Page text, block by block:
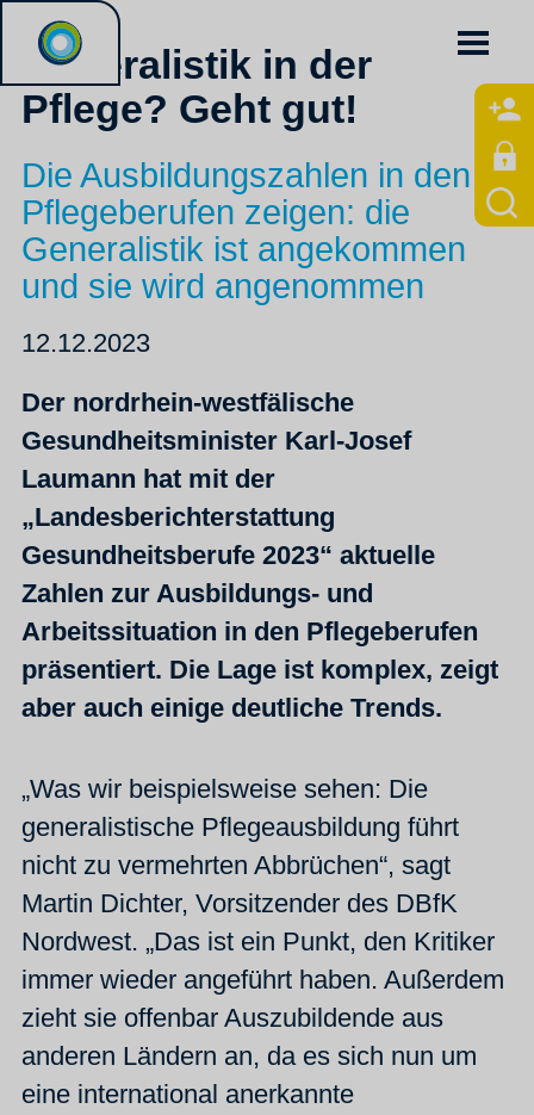
Generalistik in der
Pflege? Geht gut!
Die Ausbildungszahlen in den
Pflegeberufen zeigen: die
Generalistik ist angekommen
und sie wird angenommen
12.12.2023
Der nordrhein-westfälische
Gesundheitsminister Karl-Josef
Laumann hat mit der
„Landesberichterstattung
Gesundheitsberufe 2023“ aktuelle
Zahlen zur Ausbildungs- und
Arbeitssituation in den Pflegeberufen
präsentiert. Die Lage ist komplex, zeigt
aber auch einige deutliche Trends.
„Was wir beispielsweise sehen: Die
generalistische Pflegeausbildung führt
nicht zu vermehrten Abbrüchen“, sagt
Martin Dichter, Vorsitzender des DBfK
Nordwest. „Das ist ein Punkt, den Kritiker
immer wieder angeführt haben. Außerdem
zieht sie offenbar Auszubildende aus
anderen Ländern an, da es sich nun um
eine international anerkannte